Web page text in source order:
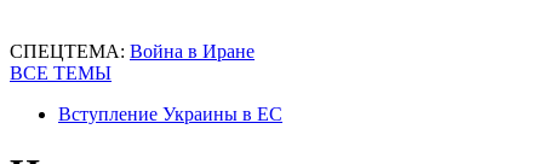
СПЕЦТЕМА: Война в Иране
ВСЕ ТЕМЫ
Вступление Украины в ЕС